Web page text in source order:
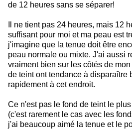
de 12 heures sans se séparer!
Il ne tient pas 24 heures, mais 12
suffisant pour moi et ma peau est
j'imagine que la tenue doit être
peau normale ou mixte. J'ai aussi
vraiment bien sur les côtés de
de teint ont tendance à disparaître
rapidement à cet endroit.
Ce n'est pas le fond de teint le
(c'est rarement le cas avec les
j'ai beaucoup aimé la tenue et le